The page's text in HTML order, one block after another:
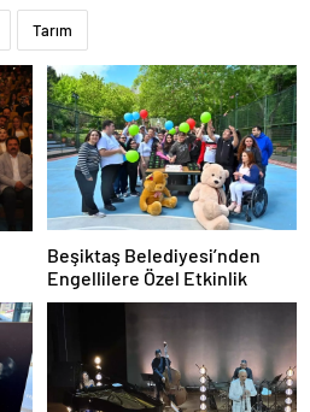
Tarım
Beşiktaş Belediyesi’nden
Engellilere Özel Etkinlik